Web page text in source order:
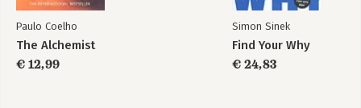
Paulo Coelho
The Alchemist
€ 12,99
Simon Sinek
Find Your Why
€ 24,83